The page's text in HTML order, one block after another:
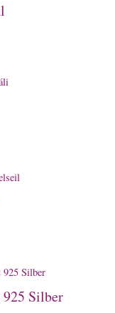
Silber